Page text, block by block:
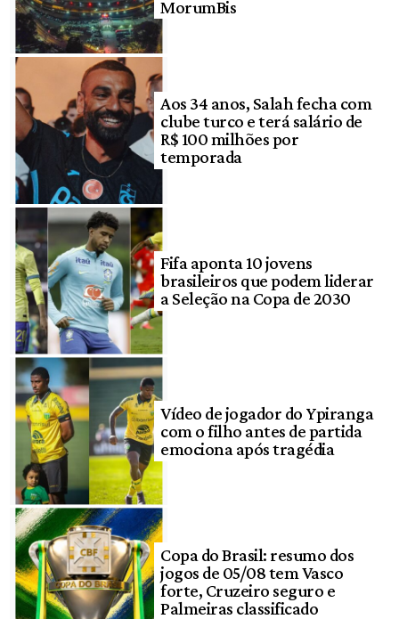
MorumBis
Aos 34 anos, Salah fecha com
clube turco e terá salário de
R$ 100 milhões por
temporada
Fifa aponta 10 jovens
brasileiros que podem liderar
a Seleção na Copa de 2030
Vídeo de jogador do Ypiranga
com o filho antes de partida
emociona após tragédia
Copa do Brasil: resumo dos
jogos de 05/08 tem Vasco
forte, Cruzeiro seguro e
Palmeiras classificado